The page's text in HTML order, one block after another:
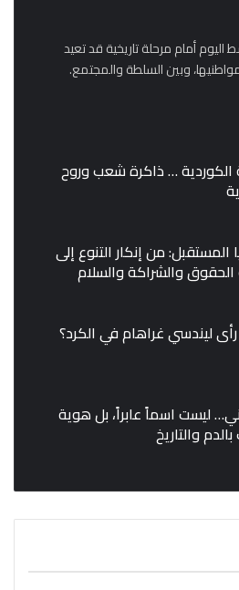
أمام مرحلة تاريخية قد تعيد
وبين السلطة والمجتمع.
الكوردية … ذاكرة شعب وروح
المستقبل: من إنكار التنوع إلى
الحقوق والشراكة والسلام
ليندسي غراهام في الكرد؟
ليست اسماً عابراً، بل هوية
والتاريخ